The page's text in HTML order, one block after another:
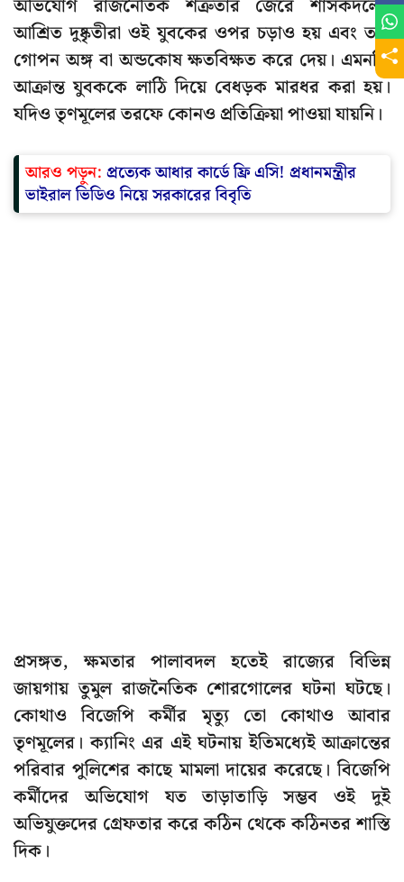
অভিযোগ রাজনৈতিক শত্রুতার জেরে শাসকদলের
আশ্রিত দুষ্কৃতীরা ওই যুবকের ওপর চড়াও হয় এবং তার
গোপন অঙ্গ বা অন্ডকোষ ক্ষতবিক্ষত করে দেয়। এমনকি
আক্রান্ত যুবককে লাঠি দিয়ে বেধড়ক মারধর করা হয়।
যদিও তৃণমূলের তরফে কোনও প্রতিক্রিয়া পাওয়া যায়নি।
আরও পড়ুন: প্রত্যেক আধার কার্ডে ফ্রি এসি! প্রধানমন্ত্রীর
ভাইরাল ভিডিও নিয়ে সরকারের বিবৃতি
প্রসঙ্গত, ক্ষমতার পালাবদল হতেই রাজ্যের বিভিন্ন
জায়গায় তুমুল রাজনৈতিক শোরগোলের ঘটনা ঘটছে।
কোথাও বিজেপি কর্মীর মৃত্যু তো কোথাও আবার
তৃণমূলের। ক্যানিং এর এই ঘটনায় ইতিমধ্যেই আক্রান্তের
পরিবার পুলিশের কাছে মামলা দায়ের করেছে। বিজেপি
কর্মীদের অভিযোগ যত তাড়াতাড়ি সম্ভব ওই দুই
অভিযুক্তদের গ্রেফতার করে কঠিন থেকে কঠিনতর শাস্তি
দিক।